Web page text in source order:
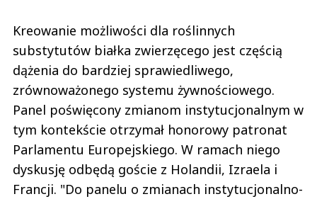
Kreowanie możliwości dla roślinnych
substytutów białka zwierzęcego jest częścią
dążenia do bardziej sprawiedliwego,
zrównoważonego systemu żywnościowego.
Panel poświęcony zmianom instytucjonalnym w
tym kontekście otrzymał honorowy patronat
Parlamentu Europejskiego. W ramach niego
dyskusję odbędą goście z Holandii, Izraela i
Francji. "Do panelu o zmianach instytucjonalno-